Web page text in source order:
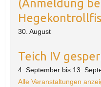
(Anmeldung
30. August
Teich IV
4. Septemberbis 13.
Alle Veranstaltungen